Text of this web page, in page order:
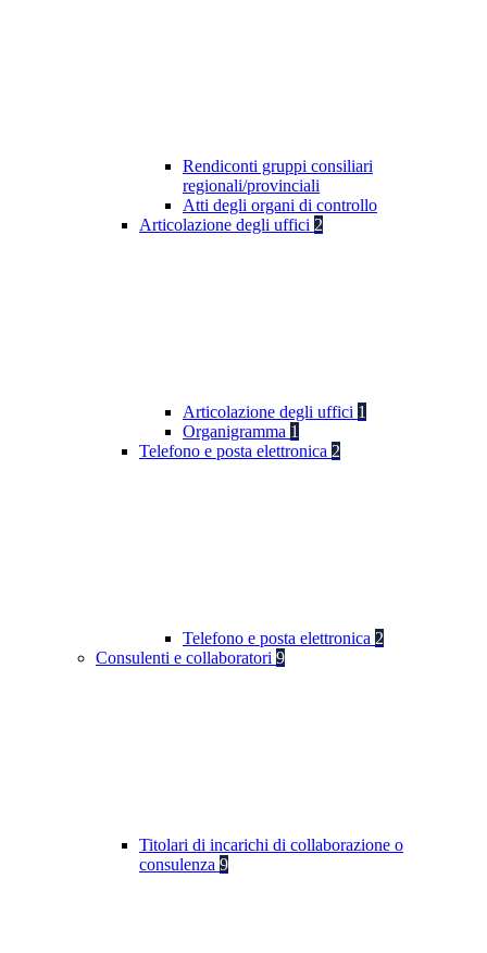
Rendiconti gruppi consiliari
regionali/provinciali
Atti degli organi di controllo
Articolazione degli uffici 2
Articolazione degli uffici 1
Organigramma 1
Telefono e posta elettronica 2
Telefono e posta elettronica 2
Consulenti e collaboratori 9
Titolari di incarichi di collaborazione o
consulenza 9